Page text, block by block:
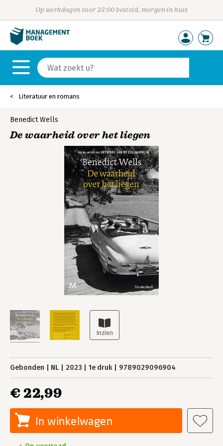
Op werkdagen voor 23:00 besteld, morgen in huis
Literatuur en romans
Benedict Wells
De waarheid over het liegen
Gebonden NL 2023 1e druk 9789029096904
€ 22,99
In winkelwagen